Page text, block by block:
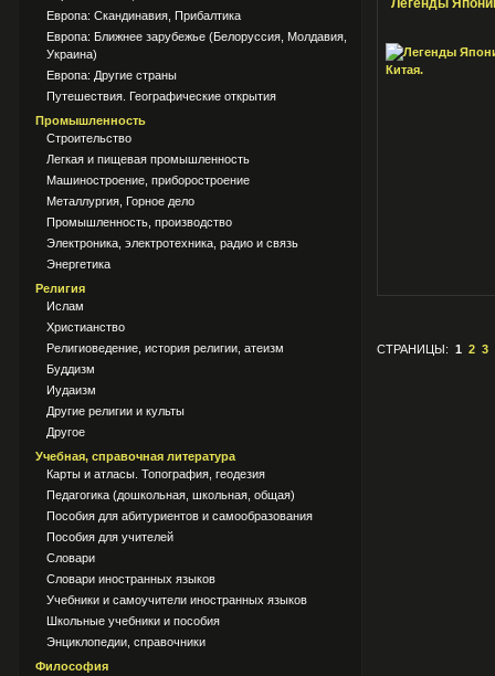
Европа: Скандинавия, Прибалтика
Европа: Ближнее зарубежье (Белоруссия, Молдавия,
Украина)
Европа: Другие страны
Путешествия. Географические открытия
Промышленность
Строительство
Легкая и пищевая промышленность
Машиностроение, приборостроение
Металлургия, Горное дело
Промышленность, производство
Электроника, электротехника, радио и связь
Энергетика
Религия
Ислам
Христианство
Религиоведение, история религии, атеизм
Буддизм
Иудаизм
Другие религии и культы
Другое
Учебная, справочная литература
Карты и атласы. Топография, геодезия
Педагогика (дошкольная, школьная, общая)
Пособия для абитуриентов и самообразования
Пособия для учителей
Словари
Словари иностранных языков
Учебники и самоучители иностранных языков
Школьные учебники и пособия
Энциклопедии, справочники
Философия
Легенды
СТРАНИЦЫ: 1 2 3